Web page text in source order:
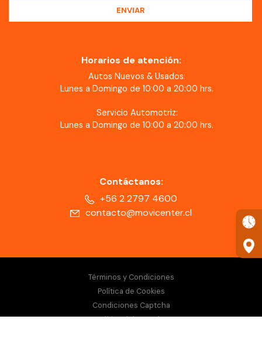
Horarios de atención:
Autos Nuevos & Usados:
Lunes a Domingo de 10:00 a 20:00 hrs.
Servicio Automotriz:
Lunes a Domingo de 10:00 a 20:00 hrs.
Contáctanos:
+56 2 2797 4600
contacto@movicenter.cl
Términos y Condiciones
Política de Cookies
Condiciones Captcha
Política del Captcha